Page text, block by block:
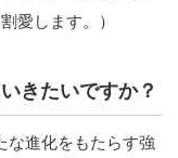
愛します。）
きたいですか？
な進化をもたらす強